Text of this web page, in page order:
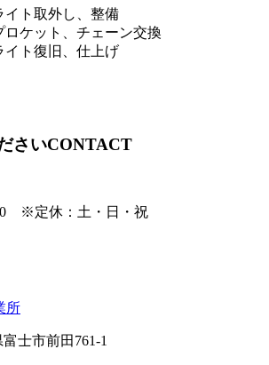
イト取外し、整備
ロケット、チェーン交換
イト復旧、仕上げ
さいCONTACT
※定休：土・日・祝
士市前田761-1